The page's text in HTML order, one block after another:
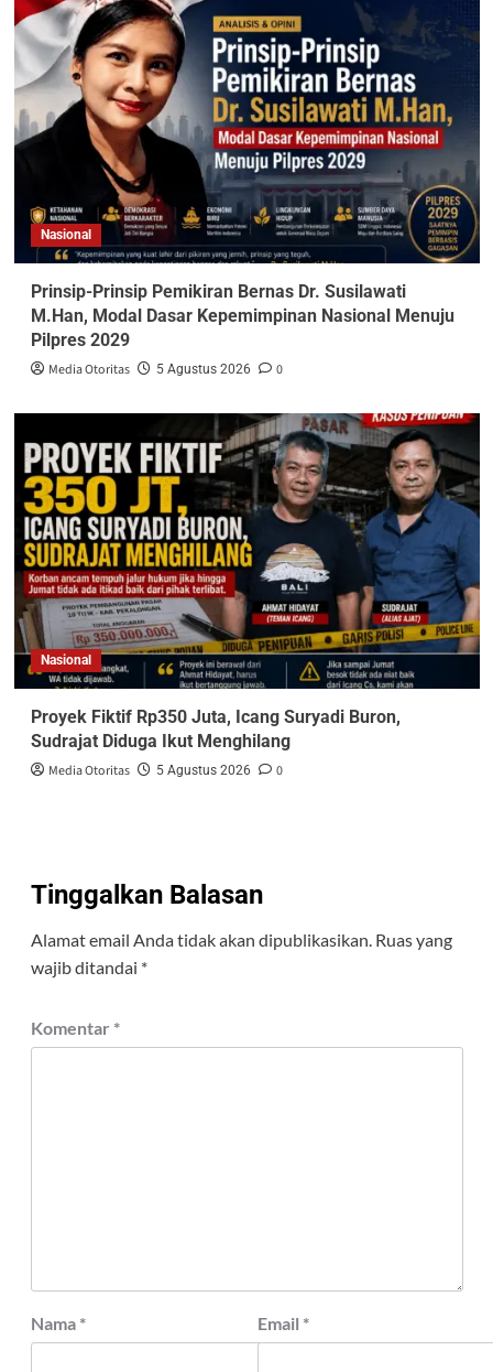
Nasional
Prinsip-Prinsip Pemikiran Bernas Dr. Susilawati
M.Han, Modal Dasar Kepemimpinan Nasional Menuju
Pilpres 2029
Media Otoritas 5 Agustus 2026 0
Nasional
Proyek Fiktif Rp350 Juta, Icang Suryadi Buron,
Sudrajat Diduga Ikut Menghilang
Media Otoritas 5 Agustus 2026 0
Tinggalkan Balasan
Alamat email Anda tidak akan dipublikasikan. Ruas yang
wajib ditandai *
Komentar *
Nama * Email *